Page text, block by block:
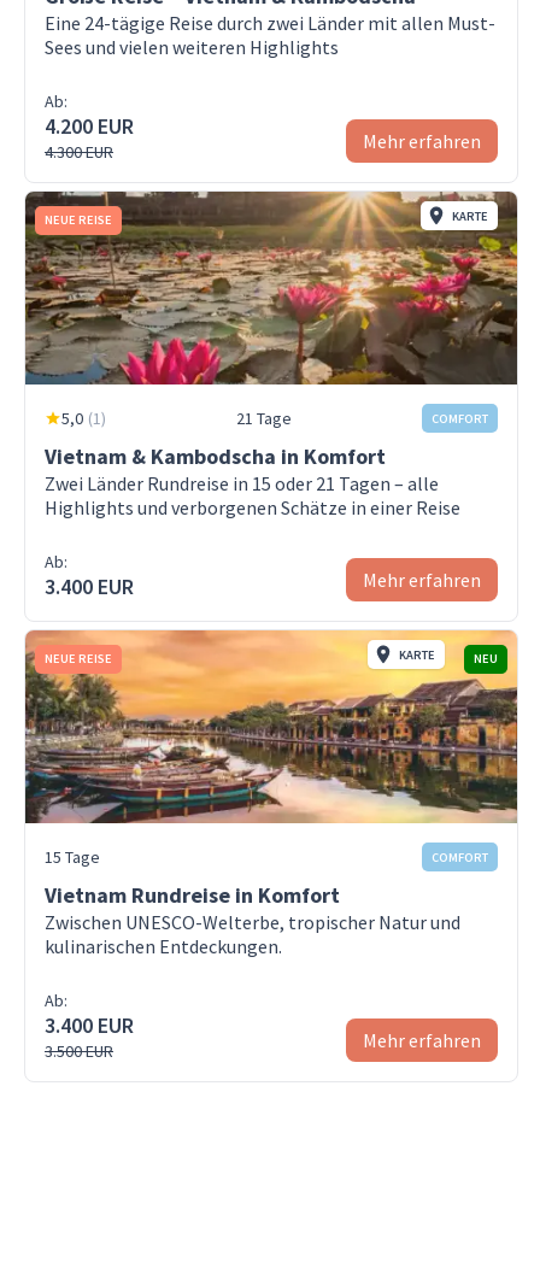
Eine 24-tägige Reise durch zwei Länder mit allen Must-
Sees und vielen weiteren Highlights
Ab:
4.200 EUR
4.300 EUR Mehr erfahren
NEUE REISE KARTE
5,0 (1) 21 Tage COMFORT
Vietnam & Kambodscha in Komfort
Zwei Länder Rundreise in 15 oder 21 Tagen – alle
Highlights und verborgenen Schätze in einer Reise
Ab:
3.400 EUR Mehr erfahren
NEUE REISE KARTE NEU
15 Tage COMFORT
Vietnam Rundreise in Komfort
Zwischen UNESCO-Welterbe, tropischer Natur und
kulinarischen Entdeckungen.
Ab:
3.400 EUR
3.500 EUR Mehr erfahren